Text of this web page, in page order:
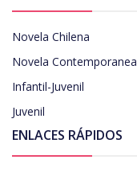
Novela Chilena
Novela Contemporanea
Infantil-Juvenil
Juvenil
ENLACES RÁPIDOS